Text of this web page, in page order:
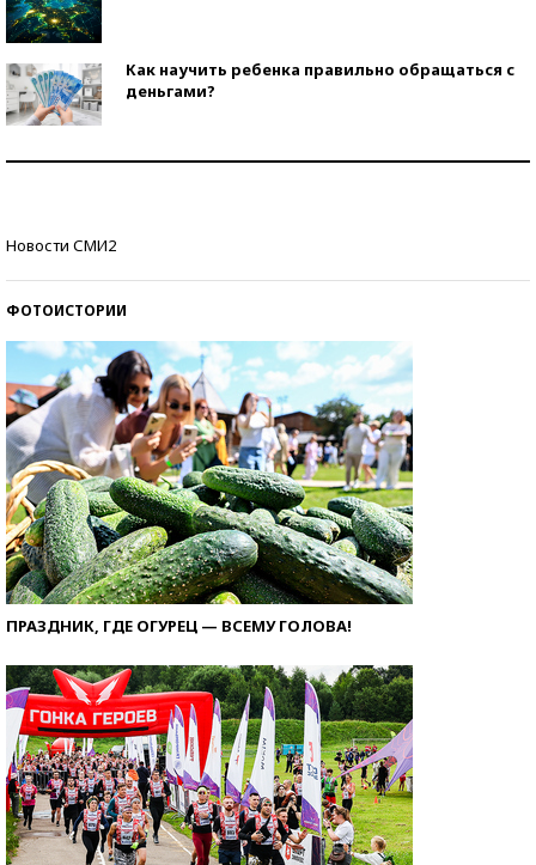
Как научить ребенка правильно обращаться с
деньгами?
Новости СМИ2
ФОТОИСТОРИИ
ПРАЗДНИК, ГДЕ ОГУРЕЦ — ВСЕМУ ГОЛОВА!